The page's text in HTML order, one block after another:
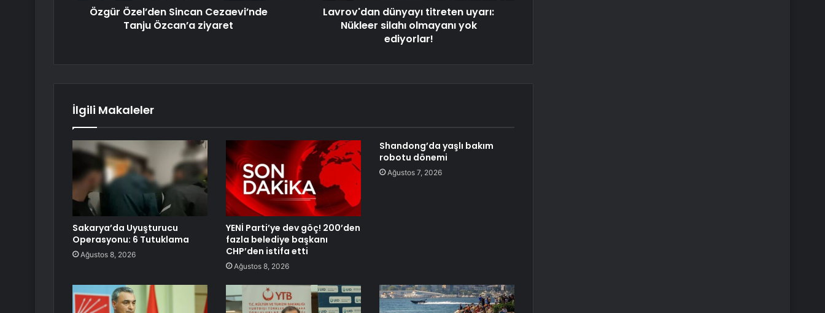
Özgür Özel’den Sincan Cezaevi’nde
Tanju Özcan’a ziyaret
Lavrov'dan dünyayı titreten uyarı:
Nükleer silahı olmayanı yok
ediyorlar!
İlgili Makaleler
Sakarya’da Uyuşturucu
Operasyonu: 6 Tutuklama
Ağustos 8, 2026
YENİ Parti’ye dev göç! 200’den
fazla belediye başkanı
CHP’den istifa etti
Ağustos 8, 2026
Shandong’da yaşlı bakım
robotu dönemi
Ağustos 7, 2026